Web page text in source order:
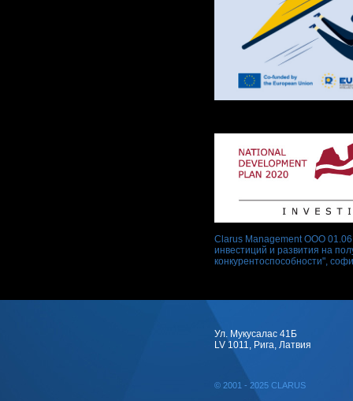
Clarus Management ООО
инвестиций и развития на
конкурентоспособности",
Ул. Мукусалас 41Б
LV 1011, Рига, Латвия
© 2001 - 2025 CLARUS